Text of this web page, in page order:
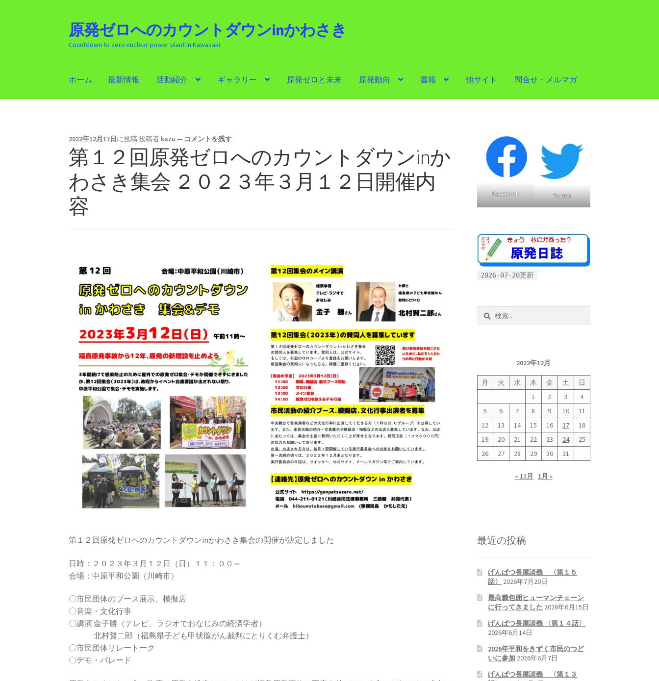
ナ
ビ
ゲ
シ
ン
キ
ッ
プ
コ
ン
テ
ツ
ス
プ
原発ゼロへのカウントダウンinかわさき
Countdown to zero nuclear power plant in Kawasaki
ホーム 最新情報 活動紹介 ギャラリー 原発ゼロと未来 原発動向 書籍 他サイト 問合せ・メルマガ
2022年12月17日に投稿投稿者 kazu — コメントを残す
第１２回原発ゼロへのカウントダウンinか
わさき集会 ２０２３年３月１２日開催内
容
第１２回原発ゼロへのカウントダウンinかわさき集会の開催が決定しました
日時：２０２３年３月１２日（日）１１：００～
会場：中原平和公園（川崎市）
〇市民団体のブース展示、模擬店
〇音楽・文化行事
〇講演 金子勝（テレビ、ラジオでおなじみの経済学者）
北村賢二郎（福島県子ども甲状腺がん裁判にとりくむ弁護士）
〇市民団体リレートーク
〇デモ・パレード
Facebook Twitter
2026-07-20更新
2022年12月
月 火 水 木 金 土
日
1
2 3
4
5
6 7 8 9 10
11
12
13 14 15 16 17
18
19
20 21 22 23 24
25
26
27 28 29 30 31
« 11月 1月 »
最近の投稿
げんぱつ長屋談義 〈第１５
話〉
2026年7月20日
最高裁包囲ヒューマンチェーン
に行ってきました 2026年6月15日
げんぱつ長屋談義 〈第１４話〉
2026年6月14日
2026年平和をきずく市民のつど
いに参加 2026年6月7日
げんぱつ長屋談義 〈第１３